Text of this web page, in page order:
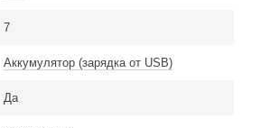
7
Аккумулятор (зарядка от USB)
Да